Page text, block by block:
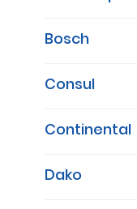
Bosch
Consul
Continental
Dako